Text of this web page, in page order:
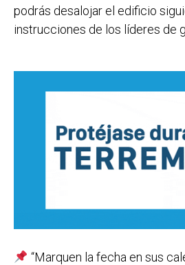
podrás desalojar el edificio
instrucciones de los líderes de
“Marquen la fecha en sus